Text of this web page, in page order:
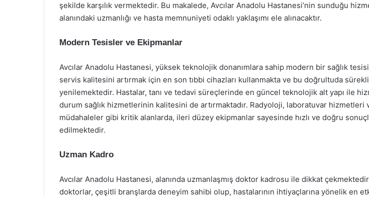
şekilde karşılık vermektedir. Bu makalede, Avcılar Anadolu Hastanesi’nin sunduğu
alanındaki uzmanlığı ve hasta memnuniyeti odaklı yaklaşımı ele alınacaktır.
Modern Tesisler ve Ekipmanlar
Avcılar Anadolu Hastanesi, yüksek teknolojik donanımlara sahip modern bir sağlık
servis kalitesini artırmak için en son tıbbi cihazları kullanmakta ve bu doğrultuda
yenilemektedir. Hastalar, tanı ve tedavi süreçlerinde en güncel teknolojik alt yapı ile
durum sağlık hizmetlerinin kalitesini de artırmaktadır. Radyoloji, laboratuvar hizmetleri
müdahaleler gibi kritik alanlarda, ileri düzey ekipmanlar sayesinde hızlı ve doğru
edilmektedir.
Uzman Kadro
Avcılar Anadolu Hastanesi, alanında uzmanlaşmış doktor kadrosu ile dikkat
doktorlar, çeşitli branşlarda deneyim sahibi olup, hastalarının ihtiyaçlarına yönelik en